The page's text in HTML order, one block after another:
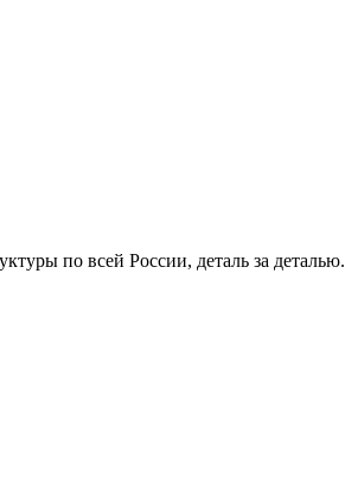
по всей России, деталь за деталью.